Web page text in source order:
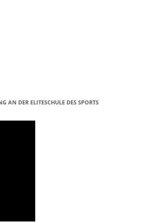
AN DER ELITESCHULE DES SPORTS